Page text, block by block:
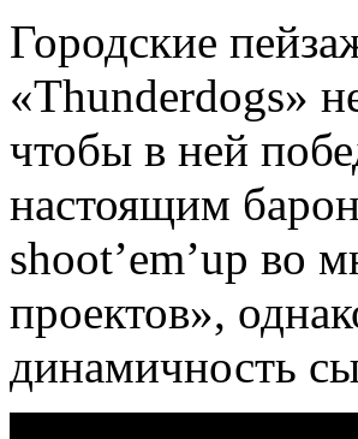
Городские
«Thunderdogs»
чтобы в ней
настоящим
shoot’em’up во
проектов»,
динамичность